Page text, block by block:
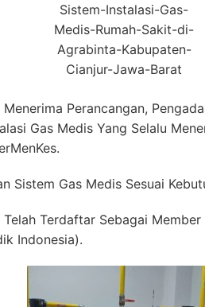
Sistem-Instalasi-Gas-
Medis-Rumah-Sakit-di-
Agrabinta-Kabupaten-
Cianjur-Jawa-Barat
Menerima Perancangan,
Gas Medis Yang Selalu
Sistem Gas Medis Sesuai
Telah Terdaftar Sebagai Member
Indonesia).